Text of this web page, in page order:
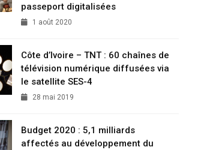
passeport digitalisées
1 août 2020
Côte d’Ivoire – TNT : 60 chaînes de
télévision numérique diffusées via
le satellite SES-4
28 mai 2019
Budget 2020 : 5,1 milliards
affectés au développement du